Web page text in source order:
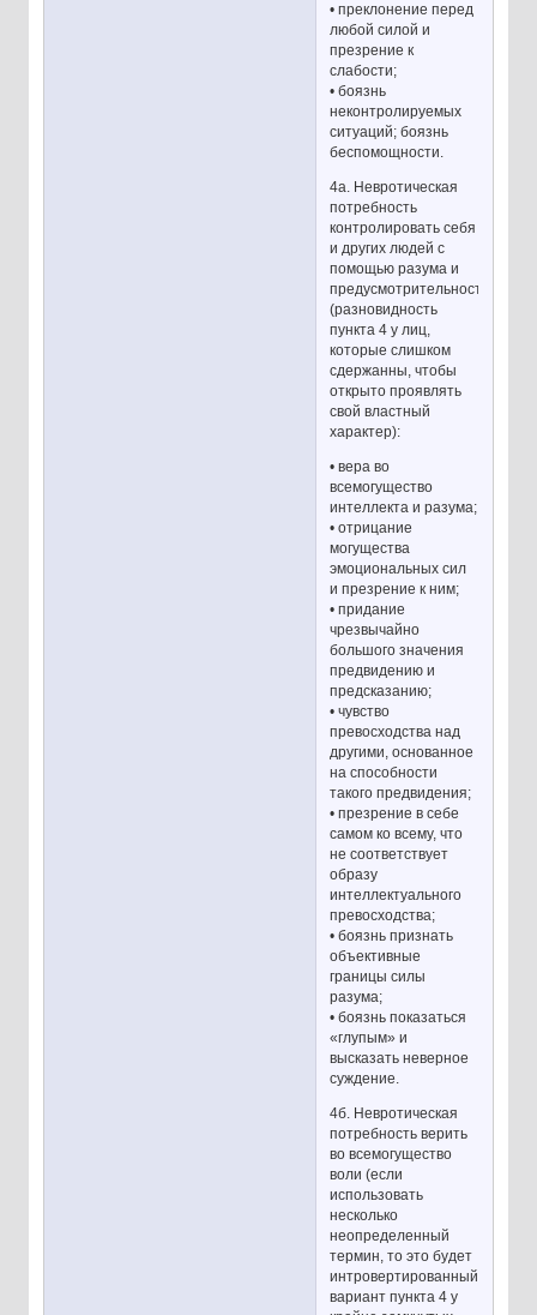
• преклонение перед
любой силой и
презрение к
слабости;
• боязнь
неконтролируемых
ситуаций; боязнь
беспомощности.
4а. Невротическая
потребность
контролировать себя
и других людей с
помощью разума и
предусмотрительности
(разновидность
пункта 4 у лиц,
которые слишком
сдержанны, чтобы
открыто проявлять
свой властный
характер):
• вера во
всемогущество
интеллекта и разума;
• отрицание
могущества
эмоциональных сил
и презрение к ним;
• придание
чрезвычайно
большого значения
предвидению и
предсказанию;
• чувство
превосходства над
другими, основанное
на способности
такого предвидения;
• презрение в себе
самом ко всему, что
не соответствует
образу
интеллектуального
превосходства;
• боязнь признать
объективные
границы силы
разума;
• боязнь показаться
«глупым» и
высказать неверное
суждение.
4б. Невротическая
потребность верить
во всемогущество
воли (если
использовать
несколько
неопределенный
термин, то это будет
интровертированный
вариант пункта 4 у